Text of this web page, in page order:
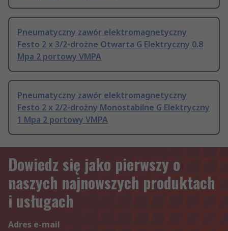
Pneumatyczny zawór elektromagnetyczny
Festo 2 x 3/2-drożne Otwarta G Elektryczny 0.8
Mpa 2 portowy VMPA
Pneumatyczny zawór elektromagnetyczny
Festo 2 x 2/2-drożny Monostabilne G Elektryczny
1 Mpa 2 portowy VMPA
Dowiedz się jako pierwszy o
naszych najnowszych produktach
i usługach
Adres e-mail